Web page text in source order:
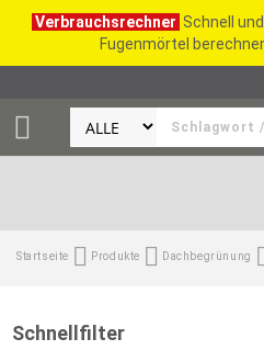
Verbrauchsrechner Schnell
Fugenmörtel
Startseite Produkte Dachbegrünung
Schnellfilter